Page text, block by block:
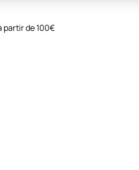
partir de 100€